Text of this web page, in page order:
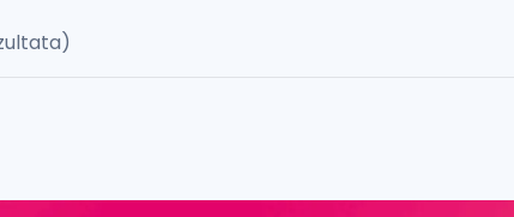
đ, ž, dž)